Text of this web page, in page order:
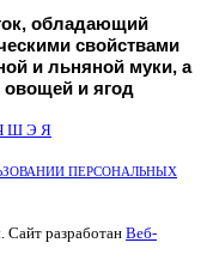
обладающий
свойствами
и льняной муки, а
овощей и ягод
Ш Э Я
ПЕРСОНАЛЬНЫХ
разработан Веб-